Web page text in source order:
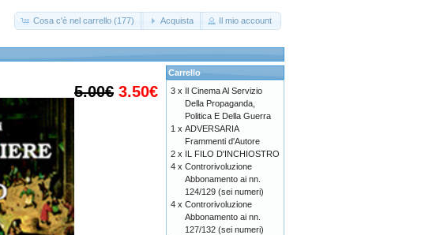
Cosa c'è nel carrello (177) Acquista Il mio account
5.00€ 3.50€
Carrello
3 x Il Cinema Al Servizio
Della Propaganda,
Politica E Della Guerra
1 x ADVERSARIA
Frammenti d'Autore
2 x IL FILO D'INCHIOSTRO
4 x Controrivoluzione
Abbonamento ai nn.
124/129 (sei numeri)
4 x Controrivoluzione
Abbonamento ai nn.
127/132 (sei numeri)